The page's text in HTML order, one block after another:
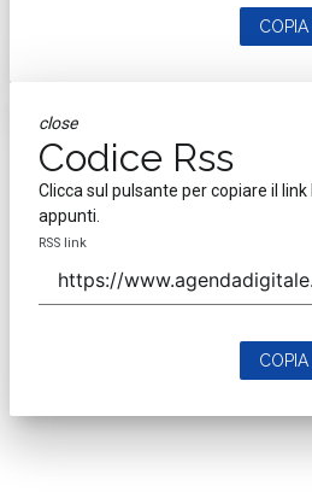
close
Codice Rss
Clicca sul pulsante per copiare il link
appunti.
RSS link